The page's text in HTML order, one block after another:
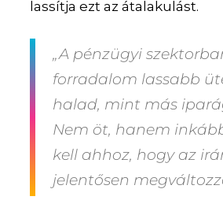
lassítja ezt az átalakulást.
„A pénzügyi
forradalom lassabb
halad, mint más
Nem öt, hanem
kell ahhoz, hogy az
jelentősen